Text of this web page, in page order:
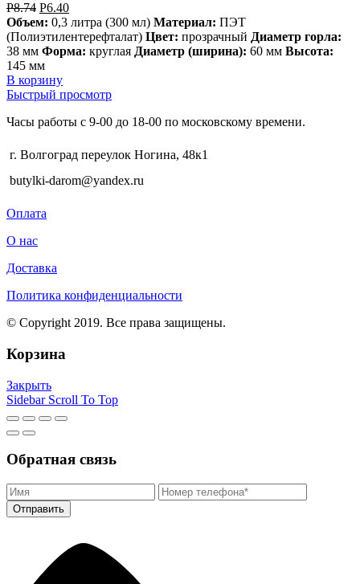
Р8.74 Р6.40
Объем: 0,3 литра (300 мл) Материал: ПЭТ
(Полиэтилентерефталат) Цвет: прозрачный Диаметр горла:
38 мм Форма: круглая Диаметр (ширина): 60 мм Высота:
145 мм
В корзину
Быстрый просмотр
Часы работы с 9-00 до 18-00 по московскому времени.
г. Волгоград переулок Ногина, 48к1
butylki-darom@yandex.ru
Оплата
О нас
Доставка
Политика конфиденциальности
© Copyright 2019. Все права защищены.
Корзина
Закрыть
Sidebar Scroll To Top
Обратная связь
Отправить